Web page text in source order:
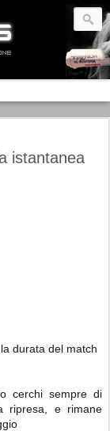
istantanea
durata del match
cerchi sempre di
ripresa, e rimane